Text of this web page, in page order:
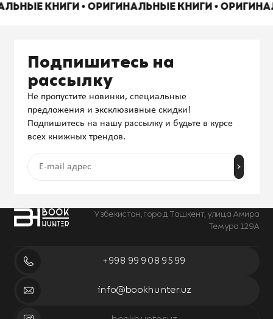
КНИГИ • ОРИГИНАЛЬНЫЕ КНИГИ •
Узбекистан, город Ташкент, улица Амира
Темура 129А
+998 99 908 95 99
info@bookhunter.uz
Подпишитесь на
рассылку
Не пропустите новинки, специальные
предложения и эксклюзивные скидки!
Подпишитесь на нашу рассылку и будьте в курсе
всех книжных трендов.